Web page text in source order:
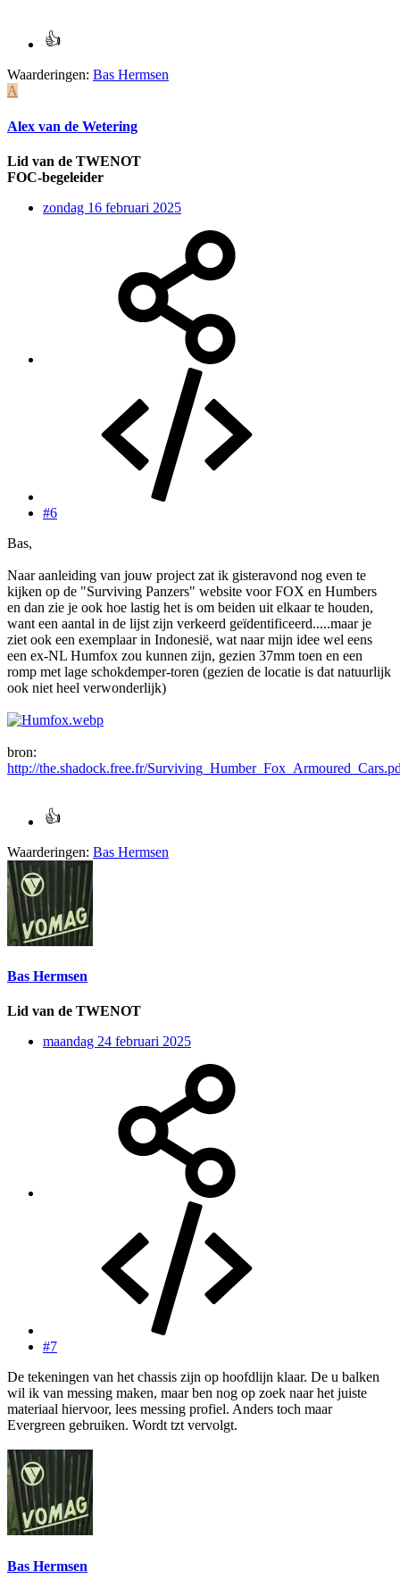
Waarderingen: Bas Hermsen
A
Alex van de Wetering
Lid van de TWENOT
FOC-begeleider
zondag 16 februari 2025
#6
Bas,
Naar aanleiding van jouw project zat ik gisteravond nog even te
kijken op de "Surviving Panzers" website voor FOX en Humbers
en dan zie je ook hoe lastig het is om beiden uit elkaar te houden,
want een aantal in de lijst zijn verkeerd geïdentificeerd.....maar je
ziet ook een exemplaar in Indonesië, wat naar mijn idee wel eens
een ex-NL Humfox zou kunnen zijn, gezien 37mm toen en een
romp met lage schokdemper-toren (gezien de locatie is dat natuurlijk
ook niet heel verwonderlijk)
bron:
http://the.shadock.free.fr/
Waarderingen: Bas Hermsen
Bas Hermsen
Lid van de TWENOT
maandag 24 februari 2025
#7
De tekeningen van het chassis zijn op hoofdlijn klaar. De u balken
wil ik van messing maken, maar ben nog op zoek naar het juiste
materiaal hiervoor, lees messing profiel. Anders toch maar
Evergreen gebruiken. Wordt tzt vervolgt.
Bas Hermsen